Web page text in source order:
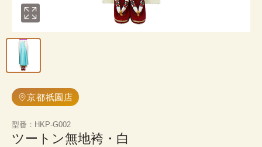
京都祇園店
型番 ： HKP-G002
ツートン無地袴・白